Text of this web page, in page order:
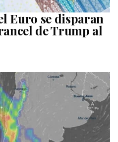
Euro se disparan
de Trump al